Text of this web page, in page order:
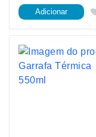
Adicionar